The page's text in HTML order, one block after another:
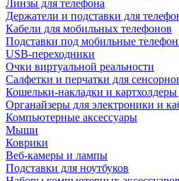
Линзы для телефона
Держатели и подставки для
Кабели для мобильных телефонов
Подставки под мобильные
USB-переходники
Очки виртуальной реальности
Салфетки и перчатки для
Кошельки-накладки и картхолдеры
Органайзеры для электроники и
Компьютерные аксессуары
Мыши
Коврики
Веб-камеры и лампы
Подставки для ноутбуков